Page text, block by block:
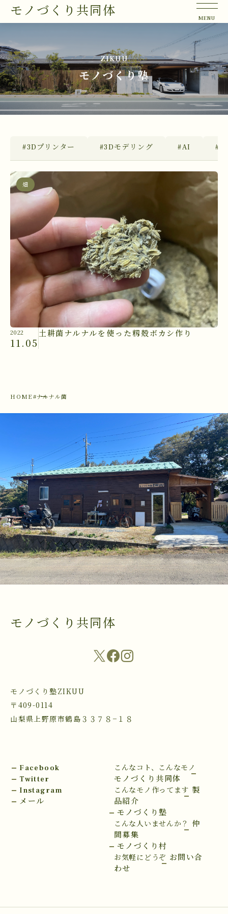
モノづくり共同体
ZIKUU
モノづくり塾
#3Dプリンター #3Dモデリング #AI
畑
2022
11.05
土耕菌ナルナルを使った籾殻ボカシ作り
HOME#ナルナル菌
モノづくり共同体
モノづくり塾ZIKUU
〒409-0114
山梨県上野原市鶴島３３７８−１８
Facebook
Twitter
Instagram
メール
こんなコト、こんなモノ
モノづくり共同体
こんなモノ作ってます 製
品紹介
モノづくり塾
こんな人いませんか？
仲
間募集
モノづくり村
お気軽にどうぞ お問い合
わせ